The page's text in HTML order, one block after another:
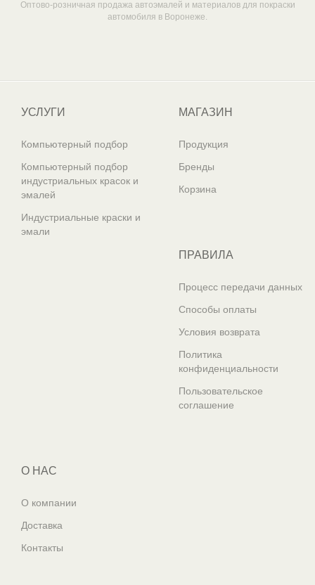
Оптово-розничная продажа автоэмалей и материалов для покраски
автомобиля в Воронеже.
УСЛУГИ
Компьютерный подбор
Компьютерный подбор
индустриальных красок и
эмалей
Индустриальные краски и
эмали
МАГАЗИН
Продукция
Бренды
Корзина
ПРАВИЛА
Процесс передачи данных
Способы оплаты
Условия возврата
Политика
конфиденциальности
Пользовательское
соглашение
О НАС
О компании
Доставка
Контакты